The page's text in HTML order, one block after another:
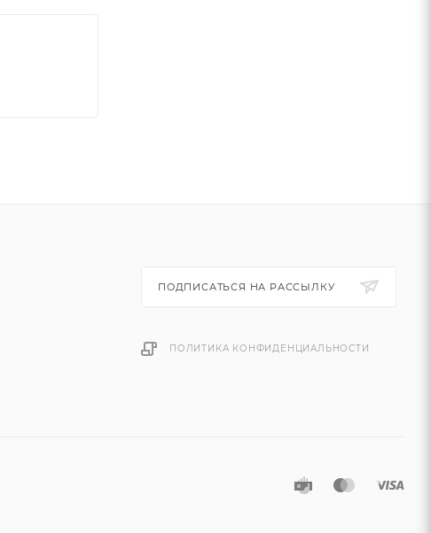
ПОДПИСАТЬСЯ НА РАССЫЛКУ
ПОЛИТИКА КОНФИДЕНЦИАЛЬНОСТИ